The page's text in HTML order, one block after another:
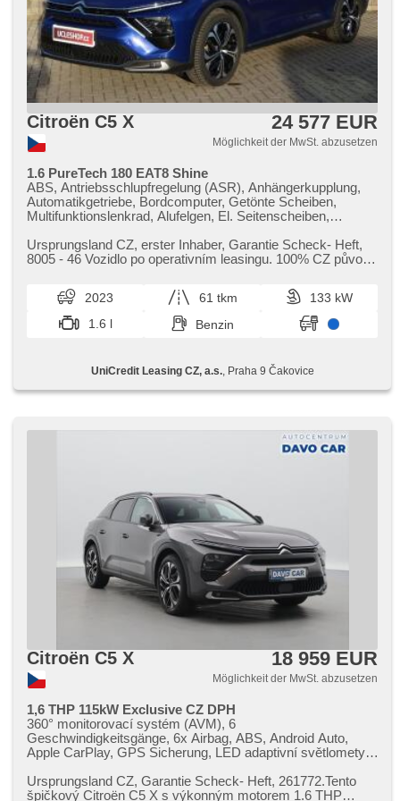
Citroën C5 X 24 577 EUR
Möglichkeit der MwSt. abzusetzen
1.6 PureTech 180 EAT8 Shine
ABS, Antriebsschlupfregelung (ASR), Anhängerkupplung,
Automatikgetriebe, Bordcomputer, Getönte Scheiben,
Multifunktionslenkrad, Alufelgen, El. Seitenscheiben,
Positionssitze, Autoradio, Ledersitze, Teilbare Rücksitzbank,
El. Spiegel, beheizte Spiegel, Servolenkung, beheizte Sitze,
Wegfahrsperre, Scheibenwischersensor, Lichtsensor,
Lenkrad einstellbar, head-up display, Nebelscheinwerfer,
Antrieb 4x2, höheneinstellbare Sitze, Zentralverriegelung mit
Funkfernbedienung, 6x Airbag, Navigation, El. Klappspiegel,
Reifendrucksensor, starten per Taste, Lederpolsterung,
Vorderlichter LED, hands free, 2-Zonen Klimaanlage, Start-
parkovací senzory zadní, bezklíčové startování
Ursprungsland CZ,​ erster Inhaber,​ Garantie Scheck​- Heft,​
8005 ​- 46 Vozidlo po operativním leasingu. 100% CZ původ
2023 61 tkm
133 kW
1.6 l
Benzin
UniCredit Leasing CZ, a.s., Praha 9 Čakovice
Citroën C5 X 18 959 EUR
Möglichkeit der MwSt. abzusetzen
1,6 THP 115kW Exclusive CZ DPH
360° monitorovací systém (AVM), 6
Geschwindigkeitsgänge, 6x Airbag, ABS, Android Auto,
Apple CarPlay, GPS Sicherung, LED adaptivní světlomety,
Geschwindigkeitsregelung, asistent jízdy v jízdním pruhu,
asistent rozjezdu do kopce (HSA), autom. Aktivation der
Ursprungsland CZ,​ Garantie Scheck​- Heft,​ 261772.Tento
špičkový Citroën C5 X s výkonným motorem 1.6 THP